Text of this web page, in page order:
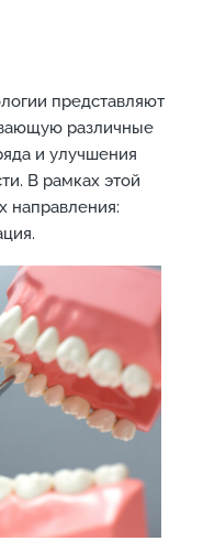
представляют
различные
и улучшения
В рамках этой
направления: